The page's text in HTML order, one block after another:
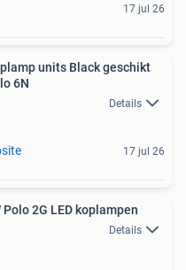
17 jul 26
units Black geschikt
6N
Details
17 jul 26
2G LED koplampen
Details